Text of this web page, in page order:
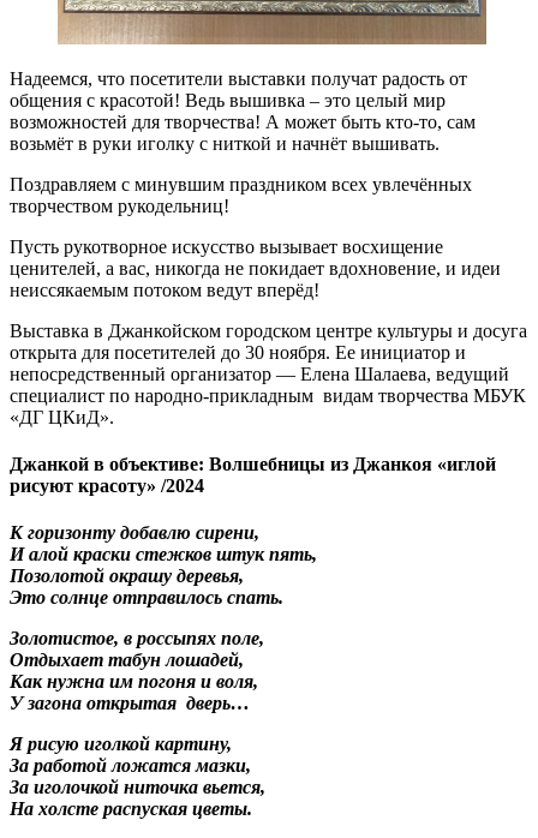
Надеемся, что посетители выставки получат радость от
общения с красотой! Ведь вышивка – это целый мир
возможностей для творчества! А может быть кто-то, сам
возьмёт в руки иголку с ниткой и начнёт вышивать.
Поздравляем с минувшим праздником всех увлечённых
творчеством рукодельниц!
Пусть рукотворное искусство вызывает восхищение
ценителей, а вас, никогда не покидает вдохновение, и идеи
неиссякаемым потоком ведут вперёд!
Выставка в Джанкойском городском центре культуры и досуга
открыта для посетителей до 30 ноября. Ее инициатор и
непосредственный организатор — Елена Шалаева, ведущий
специалист по народно-прикладным видам творчества МБУК
«ДГ ЦКиД».
Джанкой в объективе: Волшебницы из Джанкоя «иглой
рисуют красоту» /2024
К горизонту добавлю сирени,
И алой краски стежков штук пять,
Позолотой окрашу деревья,
Это солнце отправилось спать.
Золотистое, в россыпях поле,
Отдыхает табун лошадей,
Как нужна им погоня и воля,
У загона открытая дверь…
Я рисую иголкой картину,
За работой ложатся мазки,
За иголочкой ниточка вьется,
На холсте распуская цветы.